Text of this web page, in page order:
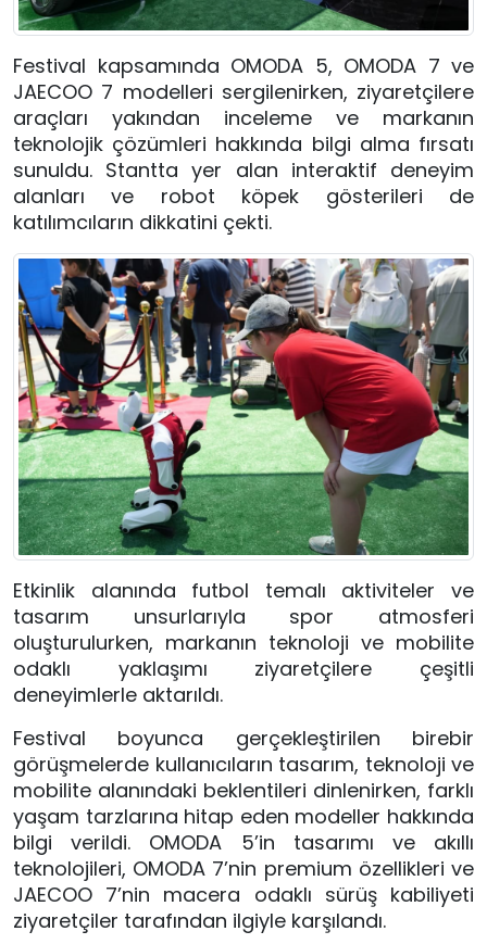
Festival kapsamında OMODA 5, OMODA 7 ve
JAECOO 7 modelleri sergilenirken, ziyaretçilere
araçları yakından inceleme ve markanın
teknolojik çözümleri hakkında bilgi alma fırsatı
sunuldu. Stantta yer alan interaktif deneyim
alanları ve robot köpek gösterileri de
katılımcıların dikkatini çekti.
Etkinlik alanında futbol temalı aktiviteler ve
tasarım unsurlarıyla spor atmosferi
oluşturulurken, markanın teknoloji ve mobilite
odaklı yaklaşımı ziyaretçilere çeşitli
deneyimlerle aktarıldı.
Festival boyunca gerçekleştirilen birebir
görüşmelerde kullanıcıların tasarım, teknoloji ve
mobilite alanındaki beklentileri dinlenirken, farklı
yaşam tarzlarına hitap eden modeller hakkında
bilgi verildi. OMODA 5’in tasarımı ve akıllı
teknolojileri, OMODA 7’nin premium özellikleri ve
JAECOO 7’nin macera odaklı sürüş kabiliyeti
ziyaretçiler tarafından ilgiyle karşılandı.